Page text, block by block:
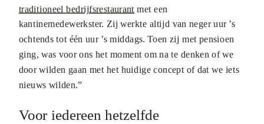
traditioneel bedrijfsrestaurant met een
kantinemedewerkster. Zij werkte altijd van neger uur ’s
ochtends tot één uur ’s middags. Toen zij met pensioen
ging, was voor ons het moment om na te denken of we
door wilden gaan met het huidige concept of dat we iets
nieuws wilden.”
Voor iedereen hetzelfde